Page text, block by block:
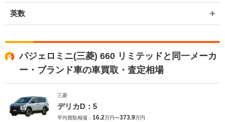
英数
パジェロミニ(三菱) 660 リミテッドと同一メーカ
ー・ブランド車の車買取・査定相場
三菱
デリカD：5
平均買取相場： 16.2万円〜373.9万円